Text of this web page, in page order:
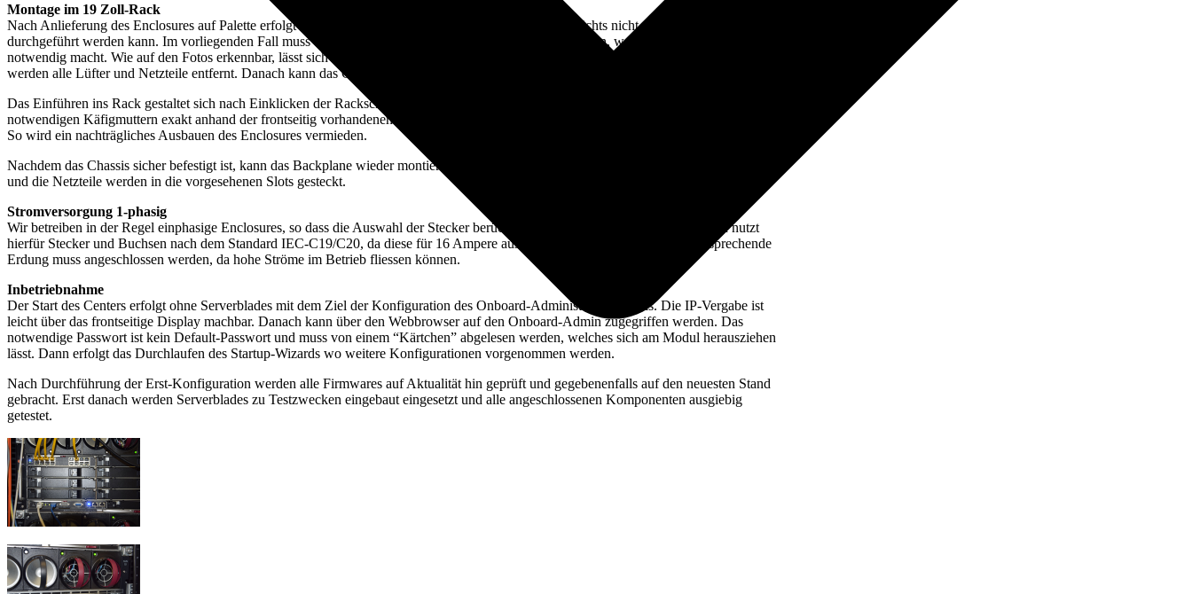
Montage im 19 Zoll-Rack
Nach Anlieferung des Enclosures auf Palette erfolgt das Auspacken, welches aufgrund des hohen Gewichts nicht von einer Einzelperson
durchgeführt werden kann. Im vorliegenden Fall muss das Enclosure in das Obergeschoss gebracht werden, was eine Zerlegung
notwendig macht. Wie auf den Fotos erkennbar, lässt sich das Backplane nach dem Lösen weniger Schrauben herausziehen. Außerdem
werden alle Lüfter und Netzteile entfernt. Danach kann das Chassis problemlos von zwei Personen bewegt werden.
Das Einführen ins Rack gestaltet sich nach Einklicken der Rackschienen leicht. Zuvor sollten die für die Arretierung des Enclosures
notwendigen Käfigmuttern exakt anhand der frontseitig vorhandenen Schrauben des Enclosures vermessen und im Rack montiert werden.
So wird ein nachträgliches Ausbauen des Enclosures vermieden.
Nachdem das Chassis sicher befestigt ist, kann das Backplane wieder montiert werden. Auch die Lüfter, Onboard-Administrator-Module
und die Netzteile werden in die vorgesehenen Slots gesteckt.
Stromversorgung 1-phasig
Wir betreiben in der Regel einphasige Enclosures, so dass die Auswahl der Stecker berücksichtigt werden muss. Hewlett Packard nutzt
hierfür Stecker und Buchsen nach dem Standard IEC-C19/C20, da diese für 16 Ampere ausgelegt sein müssen. Auch eine entsprechende
Erdung muss angeschlossen werden, da hohe Ströme im Betrieb fliessen können.
Inbetriebnahme
Der Start des Centers erfolgt ohne Serverblades mit dem Ziel der Konfiguration des Onboard-Administrator Moduls. Die IP-Vergabe ist
leicht über das frontseitige Display machbar. Danach kann über den Webbrowser auf den Onboard-Admin zugegriffen werden. Das
notwendige Passwort ist kein Default-Passwort und muss von einem “Kärtchen” abgelesen werden, welches sich am Modul herausziehen
lässt. Dann erfolgt das Durchlaufen des Startup-Wizards wo weitere Konfigurationen vorgenommen werden.
Nach Durchführung der Erst-Konfiguration werden alle Firmwares auf Aktualität hin geprüft und gegebenenfalls auf den neuesten Stand
gebracht. Erst danach werden Serverblades zu Testzwecken eingebaut eingesetzt und alle angeschlossenen Komponenten ausgiebig
getestet.